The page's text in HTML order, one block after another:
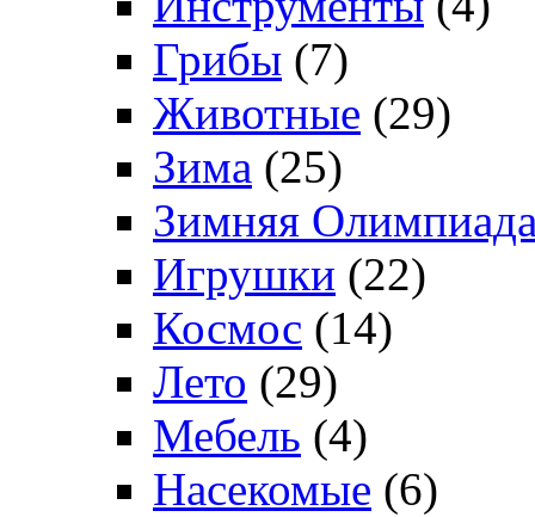
Грибы (7)
Животные (29)
Зима (25)
Зимняя
Игрушки (22)
Космос (14)
Лето (29)
Мебель (4)
Насекомые (6)